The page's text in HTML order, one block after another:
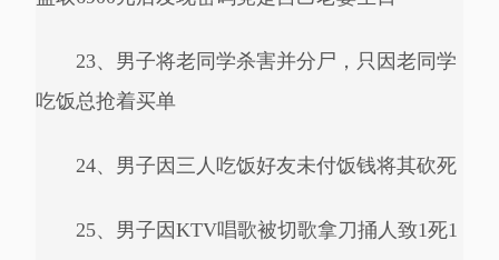
23、男子将老同学杀害并分尸，只因老同学
吃饭总抢着买单
24、男子因三人吃饭好友未付饭钱将其砍死
25、男子因KTV唱歌被切歌拿刀捅人致1死1